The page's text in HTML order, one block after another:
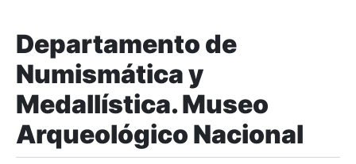
Departamento de
Numismática y
Medallística. Museo
Arqueológico Nacional